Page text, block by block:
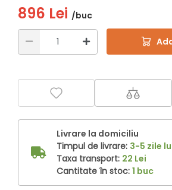
896 Lei /buc
Livrare la domiciliu
Timpul de livrare: 3-5 zile
Taxa transport: 22 Lei
Cantitate în stoc: 1 buc